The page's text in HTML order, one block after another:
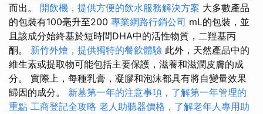
而出。 開飲機，提供方便的飲水服務解決方案 大多數產品
的包裝有100毫升至200 專業網路行銷公司 mL的包裝，並
且該成分始終基於短時間DHA中的活性物質，二羥基丙
酮。 新竹外燴，提供獨特的餐飲體驗 此外，天然產品中的
維生素或提取物可能包括主要保護，滋養和滋潤皮膚的成
分。 實際上，每種乳膏，凝膠和泡沫都具有將自變量效果
歸因的成分。 新墓第一年的注意事項，了解第一年管理的
重點 工商登記全攻略 老人助聽器價格，了解老年人專用助